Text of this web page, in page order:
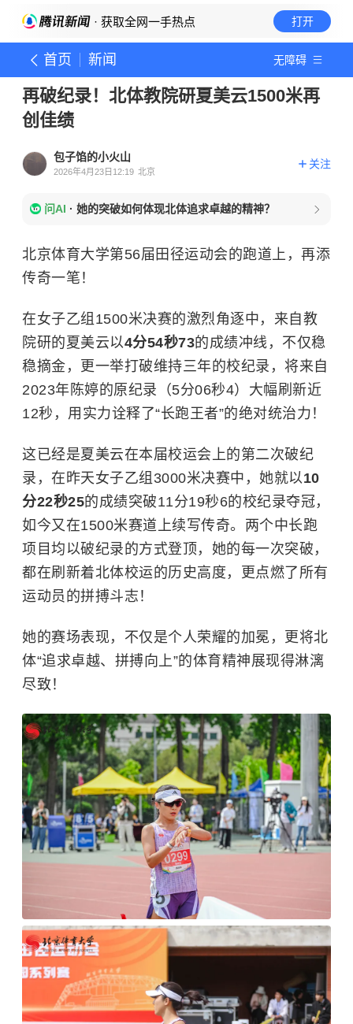
· 获取全网一手热点 打开
首页 新闻 无障碍
再破纪录！北体教院研夏美云1500米再
创佳绩
包子馅的小火山
2026年4月23日12:19 北京
关注
问AI · 她的突破如何体现北体追求卓越的精神？
北京体育大学第56届田径运动会的跑道上，再添
传奇一笔！
在女子乙组1500米决赛的激烈角逐中，来自教
院研的夏美云以4分54秒73的成绩冲线，不仅稳
稳摘金，更一举打破维持三年的校纪录，将来自
2023年 陈婷 的原纪录（5分06秒4）大幅刷新近
12秒，用实力诠释了“长跑王者”的绝对统治力！
这已经是夏美云在本届校运会上的第二次破纪
录，在昨天女子乙组3000米决赛中，她就以10
分22秒25的成绩突破11分19秒6的校纪录夺冠，
如今又在1500米赛道上续写传奇。两个中长跑
项目均以破纪录的方式登顶，她的每一次突破，
都在刷新着北体校运的历史高度，更点燃了所有
运动员的拼搏斗志！
她的赛场表现，不仅是个人荣耀的加冕，更将北
体“追求卓越、拼搏向上”的体育精神展现得淋漓
尽致！